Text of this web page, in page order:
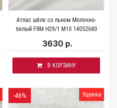
Атлас шёлк со льном Молочно-
белый FRM H29/1 M10 14052680
3630 р.
В КОРЗИНУ
Уценка
-46%